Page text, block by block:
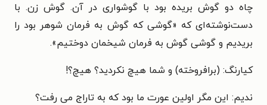
چاه دو گوش بریده بود با گوشواری در آن. گوش زن. با
دست‌نوشته‌ای که «گوشی که گوش به فرمان شوهر بود را
بریدیم و گوشی گوش به فرمان شیخمان دوختیم».
کیارنگ: (برافروخته) و شما هیچ نکردید؟ هیچ؟!
ندیم: این مگر اولین عورت ما بود که به تاراج می رفت؟